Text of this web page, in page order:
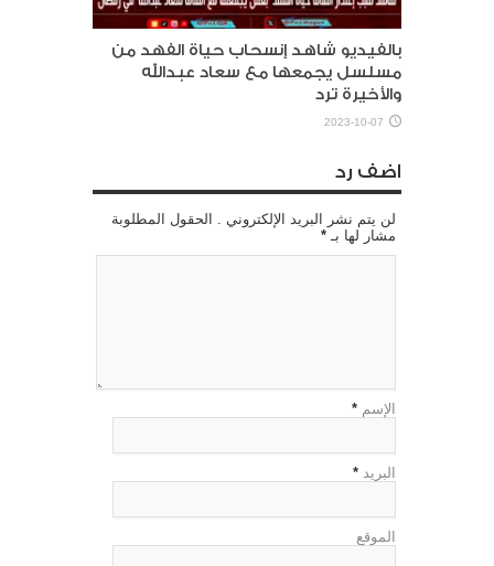
بالفيديو شاهد إنسحاب حياة الفهد من
مسلسل يجمعها مع سعاد عبدالله
والأخيرة ترد
2023-10-07
اضف رد
لن يتم نشر البريد الإلكتروني . الحقول المطلوبة
مشار لها بـ *
الإسم *
البريد *
الموقع